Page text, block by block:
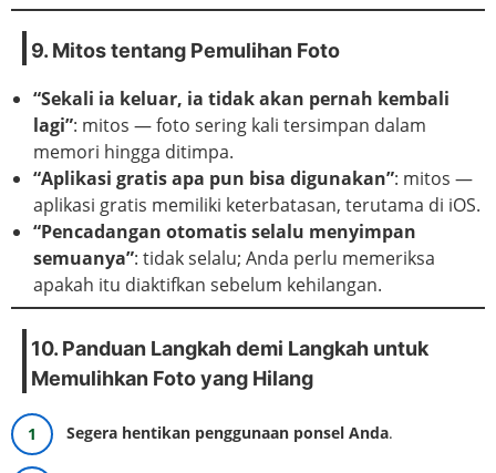
9. Mitos tentang Pemulihan Foto
“Sekali ia keluar, ia tidak akan pernah kembali
lagi”: mitos — foto sering kali tersimpan dalam
memori hingga ditimpa.
“Aplikasi gratis apa pun bisa digunakan”: mitos —
aplikasi gratis memiliki keterbatasan, terutama di iOS.
“Pencadangan otomatis selalu menyimpan
semuanya”: tidak selalu; Anda perlu memeriksa
apakah itu diaktifkan sebelum kehilangan.
10. Panduan Langkah demi Langkah untuk
Memulihkan Foto yang Hilang
Segera hentikan penggunaan ponsel Anda.